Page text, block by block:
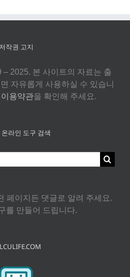
저작권 고지
2025. 본 사이트의 자료는 출
자유롭게 사용하실 수 있습니
이용약관을 확인해 주세요.
온라인 도구 검색
페이지든 댓글로 알려 주세요.
를 만들어 드립니다.